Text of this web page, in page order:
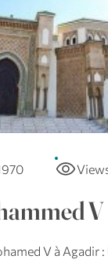
visibility
V
V à Agadir